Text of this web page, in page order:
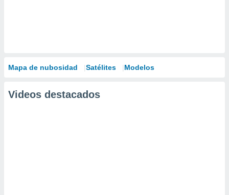
Mapa de nubosidad Satélites Modelos
Videos destacados